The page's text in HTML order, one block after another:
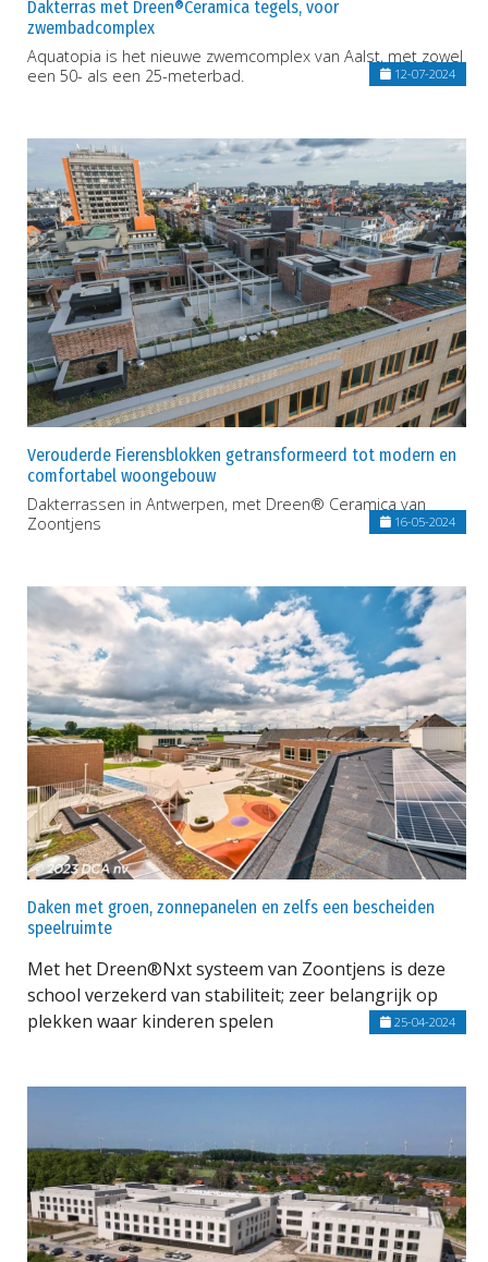
Dakterras met Dreen®Ceramica tegels, voor
zwembadcomplex
Aquatopia is het nieuwe zwemcomplex van Aalst, met zowel
een 50- als een 25-meterbad.
12-07-2024
Verouderde Fierensblokken getransformeerd tot modern en
comfortabel woongebouw
Dakterrassen in Antwerpen, met Dreen® Ceramica van
Zoontjens
16-05-2024
Daken met groen, zonnepanelen en zelfs een bescheiden
speelruimte
Met het Dreen®Nxt systeem van Zoontjens is deze
school verzekerd van stabiliteit; zeer belangrijk op
plekken waar kinderen spelen
25-04-2024